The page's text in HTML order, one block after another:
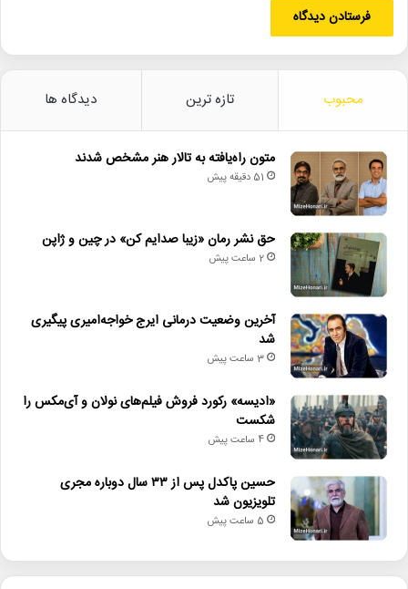
محبوب تازه ترین دیدگاه ها
متون راه‌یافته به تالار هنر مشخص شدند
51 دقیقه پیش
حق نشر رمان «زیبا صدایم کن» در چین و ژاپن
2 ساعت پیش
آخرین وضعیت درمانی ایرج خواجه‌امیری پیگیری
شد
3 ساعت پیش
«ادیسه» رکورد فروش فیلم‌های نولان و آی‌مکس را
شکست
4 ساعت پیش
حسین پاکدل پس از ۳۳ سال دوباره مجری
تلویزیون شد
5 ساعت پیش